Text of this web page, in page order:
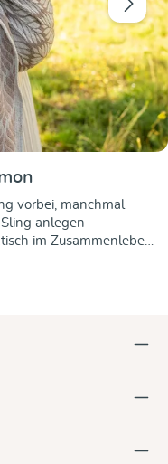
vorbei, manchmal
anlegen –
im Zusammenleben
des
in
die Sinne anspricht
fein-griffige Textur, das
für Strang so